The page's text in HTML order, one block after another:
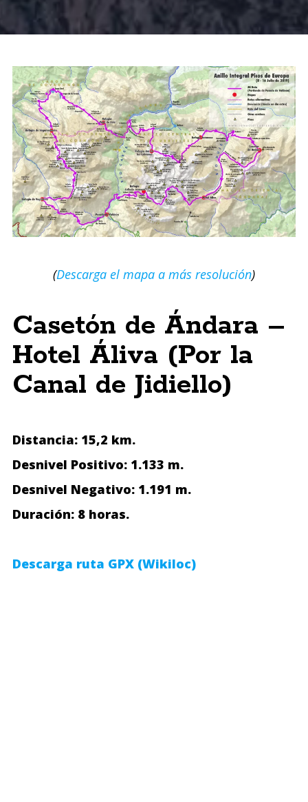
(Descarga el mapa a más resolución)
Casetón de Ándara –
Hotel Áliva (Por la
Canal de Jidiello)
Distancia: 15,2 km.
Desnivel Positivo: 1.133 m.
Desnivel Negativo: 1.191 m.
Duración: 8 horas.
Descarga ruta GPX (Wikiloc)